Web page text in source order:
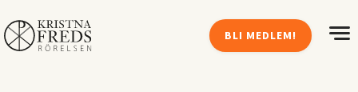
BLI MEDLEM!